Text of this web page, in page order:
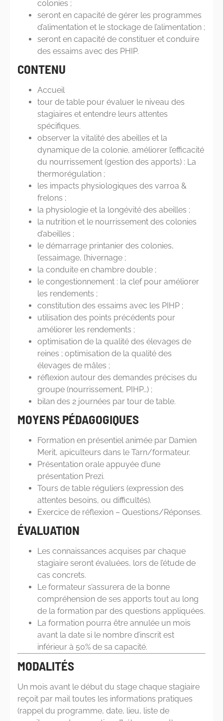
colonies ;
seront en capacité de gérer les programmes
d’alimentation et le stockage de l’alimentation ;
seront en capacité de constituer et conduire
des essaims avec des PHIP.
CONTENU
Accueil
tour de table pour évaluer le niveau des
stagiaires et entendre leurs attentes
spécifiques.
observer la vitalité des abeilles et la
dynamique de la colonie, améliorer l’efficacité
du nourrissement (gestion des apports) : La
thermorégulation ;
les impacts physiologiques des varroa &
frelons ;
la physiologie et la longévité des abeilles ;
la nutrition et le nourrissement des colonies
d’abeilles ;
le démarrage printanier des colonies,
l’essaimage, l’hivernage ;
la conduite en chambre double ;
le congestionnement : la clef pour améliorer
les rendements ;
constitution des essaims avec les PIHP ;
utilisation des points précédents pour
améliorer les rendements ;
optimisation de la qualité des élevages de
reines ; optimisation de la qualité des
élevages de mâles ;
réflexion autour des demandes précises du
groupe (nourrissement, PIHP…) ;
bilan des 2 journées par tour de table.
MOYENS PÉDAGOGIQUES
Formation en présentiel animée par Damien
Merit, apiculteurs dans le Tarn/formateur.
Présentation orale appuyée d’une
présentation Prezi.
Tours de table réguliers (expression des
attentes besoins, ou difficultés).
Exercice de réflexion – Questions/Réponses.
ÉVALUATION
Les connaissances acquises par chaque
stagiaire seront évaluées, lors de l’étude de
cas concrets.
Le formateur s’assurera de la bonne
compréhension de ses apports tout au long
de la formation par des questions appliquées.
La formation pourra être annulée un mois
avant la date si le nombre d’inscrit est
inférieur à 50% de sa capacité.
MODALITÉS
Un mois avant le début du stage chaque stagiaire
reçoit par mail toutes les informations pratiques
(rappel du programme, date, lieu, liste de